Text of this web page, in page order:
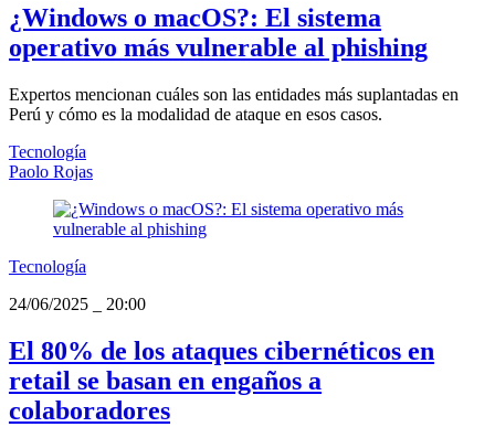
¿Windows o macOS?: El sistema
operativo más vulnerable al phishing
Expertos mencionan cuáles son las entidades más suplantadas en
Perú y cómo es la modalidad de ataque en esos casos.
Tecnología
Paolo Rojas
Tecnología
24/06/2025
20:00
El 80% de los ataques cibernéticos en
retail se basan en engaños a
colaboradores